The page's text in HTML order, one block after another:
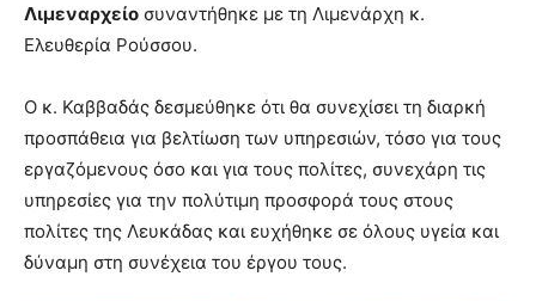
Λιμεναρχείο συναντήθηκε με τη Λιμενάρχη κ.
Ελευθερία Ρούσσου.
Ο κ. Καββαδάς δεσμεύθηκε ότι θα συνεχίσει τη διαρκή
προσπάθεια για βελτίωση των υπηρεσιών, τόσο για τους
εργαζόμενους όσο και για τους πολίτες, συνεχάρη τις
υπηρεσίες για την πολύτιμη προσφορά τους στους
πολίτες της Λευκάδας και ευχήθηκε σε όλους υγεία και
δύναμη στη συνέχεια του έργου τους.